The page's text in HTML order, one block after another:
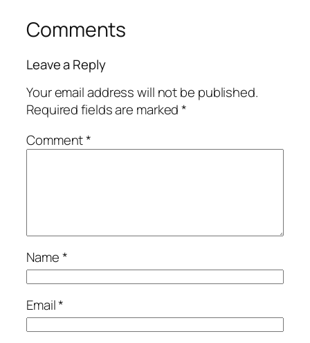
Comments
Leave a Reply
Your email address will not be published.
Required fields are marked*
Comment*
Name*
Email*